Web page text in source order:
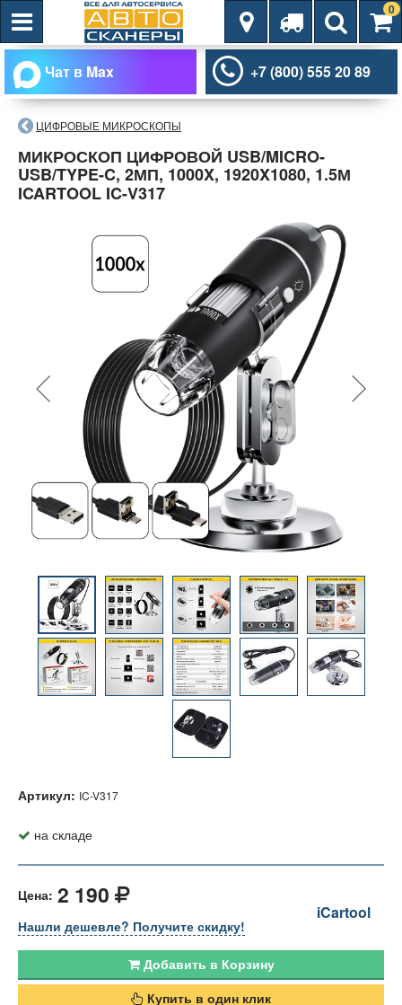
0
Чат в Max +7 (800) 555 20 89
ЦИФРОВЫЕ МИКРОСКОПЫ
МИКРОСКОП ЦИФРОВОЙ USB/MICRO-
USB/TYPE-C, 2МП, 1000X, 1920X1080, 1.5М
ICARTOOL IC-V317
Артикул: IC-V317
на складе
Цена: 2 190
iCartool
Нашли дешевле? Получите скидку!
Добавить в Корзину
Купить в один клик